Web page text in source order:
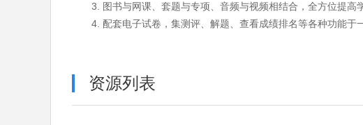
3. 图书与网课、套题与专项、音频与视频相结合，全方位提高
4. 配套电子试卷，集测评、解题、查看成绩排名等各种功能于
资源列表